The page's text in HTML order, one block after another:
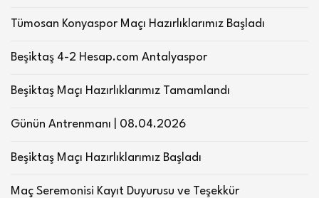
Tümosan Konyaspor Maçı Hazırlıklarımız Başladı
Beşiktaş 4-2 Hesap.com Antalyaspor
Beşiktaş Maçı Hazırlıklarımız Tamamlandı
Günün Antrenmanı | 08.04.2026
Beşiktaş Maçı Hazırlıklarımız Başladı
Maç Seremonisi Kayıt Duyurusu ve Teşekkür